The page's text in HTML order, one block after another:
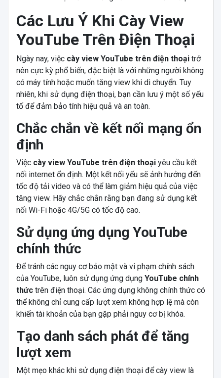
Các Lưu Ý Khi Cày View
YouTube Trên Điện Thoại
Ngày nay, việc cày view YouTube trên điện thoạitrở
nên cực kỳ phổ biến, đặc biệt là với những người không
có máy tính hoặc muốn tăng view khi di chuyển. Tuy
nhiên, khi sử dụng điện thoại, bạn cần lưu ý một số yếu
tố để đảm bảo tính hiệu quả và an toàn.
Chắc chắn về kết nối mạng ổn
định
Việc cày view YouTube trên điện thoạiyêu cầu kết
nối internet ổn định. Một kết nối yếu sẽ ảnh hưởng đến
tốc độ tải video và có thể làm giảm hiệu quả của việc
tăng view. Hãy chắc chắn rằng bạn đang sử dụng kết
nối Wi-Fi hoặc 4G/5G có tốc độ cao.
Sử dụng ứng dụng YouTube
chính thức
Để tránh các nguy cơ bảo mật và vi phạm chính sách
của YouTube, luôn sử dụng ứng dụng YouTube chính
thứctrên điện thoại. Các ứng dụng không chính thức có
thể không chỉ cung cấp lượt xem không hợp lệ mà còn
khiến tài khoản của bạn gặp phải nguy cơ bị khóa.
Tạo danh sách phát để tăng
lượt xem
Một mẹo khác khi sử dụng điện thoại để cày view là